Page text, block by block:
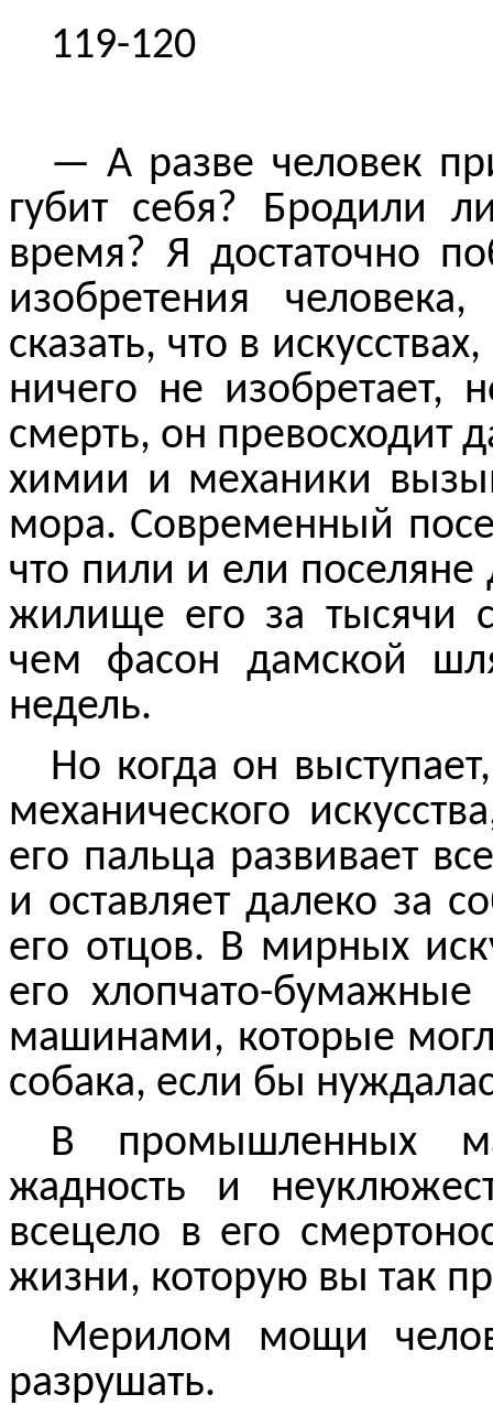
119-120
— А разве человек
губит себя? Бродили
время? Я достаточно
изобретения
сказать, что в
ничего не изобретает,
смерть, он превосходит
химии и механики
мора. Современный
что пили и ели поселяне
жилище его за тысячи
чем фасон дамской
недель.
Но когда он
механического
его пальца развивает
и оставляет далеко за
его отцов. В мирных
егохлопчато-бумажные
машинами, которые
собака, если бы
В промышленных
жадность и
всецело в его
жизни, которую вы так
Мерилом мощи
разрушать.